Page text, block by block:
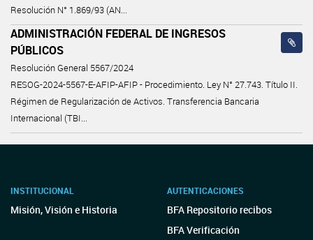
Resolución N° 1.869/93 (AN...
ADMINISTRACIÓN FEDERAL DE INGRESOS
PÚBLICOS
Resolución General 5567/2024
RESOG-2024-5567-E-AFIP-AFIP - Procedimiento. Ley N° 27.743. Título II.
Régimen de Regularización de Activos. Transferencia Bancaria
Internacional (TBI...
INSTITUCIONAL
Misión, Visión e Historia
AUTENTICACIONES
BFA Repositorio recibos
BFA Verificación